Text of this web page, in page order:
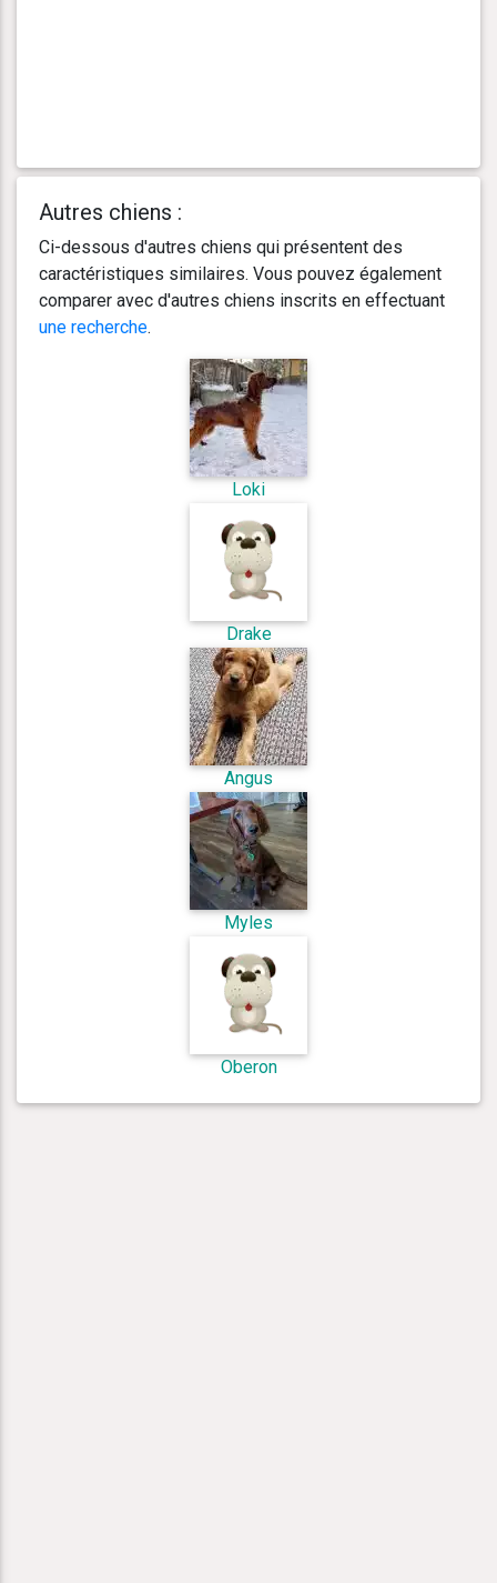
Autres chiens :
Ci-dessous d'autres chiens qui présentent des
caractéristiques similaires. Vous pouvez également
comparer avec d'autres chiens inscrits en effectuant
une recherche.
Loki
Drake
Angus
Myles
Oberon